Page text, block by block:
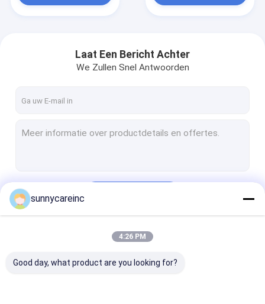
Producten
Laat Een Bericht Achter
We Zullen Snel Antwoorden
sunnycareinc
4:26 PM
Good day, what product are you looking for?